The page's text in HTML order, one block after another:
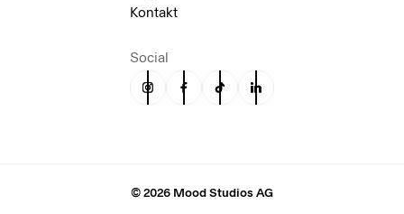
Kontakt
Social
© 2026 Mood Studios AG